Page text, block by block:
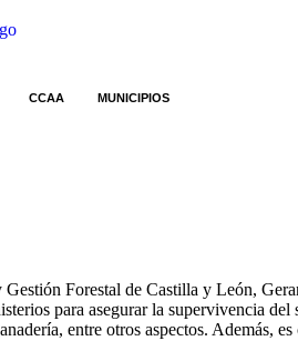
CCAA MUNICIPIOS
Forestal de Castilla y León,
para asegurar la supervivencia del
entre otros aspectos. Además,